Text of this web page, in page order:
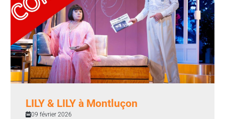
LILY & LILY à Montluçon
09 février 2026